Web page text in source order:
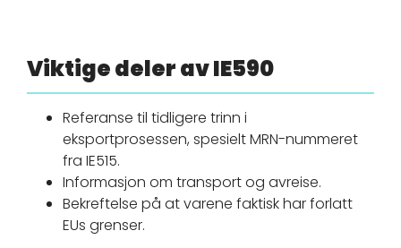
Viktige deler av IE590
Referanse til tidligere trinn i
eksportprosessen, spesielt MRN-nummeret
fra IE515.
Informasjon om transport og avreise.
Bekreftelse på at varene faktisk har forlatt
EUs grenser.